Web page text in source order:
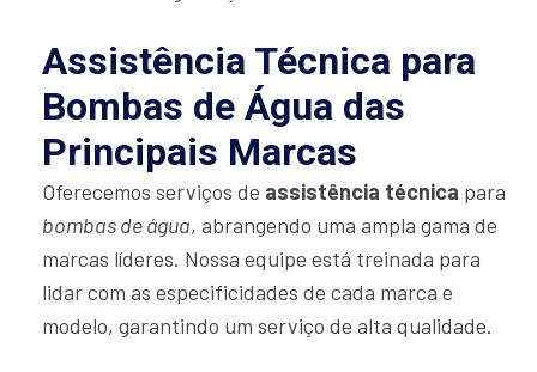
Assistência Técnica para
Bombas de Água das
Principais Marcas
Oferecemos serviços de assistência técnica para
bombas de água, abrangendo uma ampla gama de
marcas líderes. Nossa equipe está treinada para
lidar com as especificidades de cada marca e
modelo, garantindo um serviço de alta qualidade.